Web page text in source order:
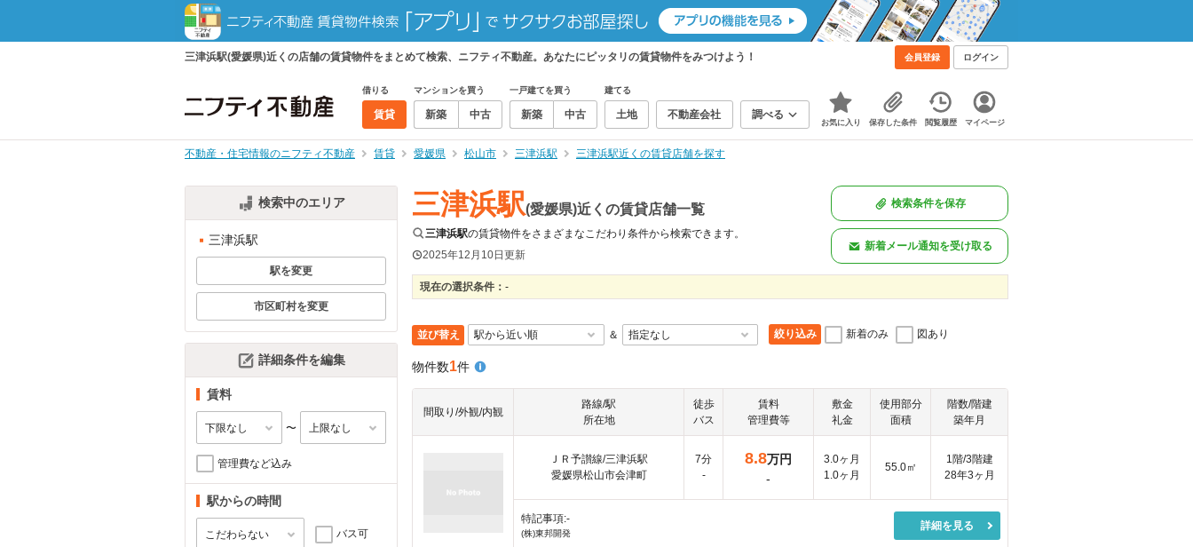
三津浜駅(愛媛県)近くの店舗の賃貸物件をまとめて検索、ニフティ不動産。あなたにピッタリの賃貸物件をみつけよう！ 会員登録 ログイン
借りる
賃貸
マンションを買う
新築 中古
一戸建てを買う
新築 中古
建てる
土地 不動産会社 調べる
お気に入り 保存した条件 閲覧履歴 マイページ
不動産・住宅情報のニフティ不動産 賃貸 愛媛県 松山市 三津浜駅 三津浜駅近くの賃貸店舗を探す
検索中のエリア
三津浜駅
駅を変更
市区町村を変更
詳細条件を編集
賃料
〜
管理費など込み
駅からの時間
バス可
三津浜駅(愛媛県)近くの賃貸店舗一覧
三津浜駅の賃貸物件をさまざまなこだわり条件から検索できます。
2025年12月10日更新
検索条件を保存
新着メール通知を受け取る
現在の選択条件： -
並び替え ＆ 絞り込み 新着のみ 図あり
物件数1件
間取り/外観/内観
路線/駅
所在地
徒歩
バス
賃料
管理費等
敷金
礼金
使用部分
面積
階数/階建
築年月
ＪＲ予讃線/三津浜駅
愛媛県松山市会津町
7分
-
8.8万円
-
3.0ヶ月
1.0ヶ月
55.0㎡
1階/3階建
28年3ヶ月
特記事項:-
(株)東邦開発
詳細を見る